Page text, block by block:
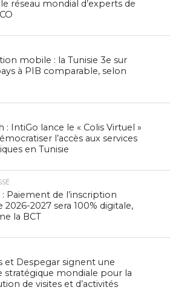
réseau mondial d’experts de
mobile : la Tunisie 3e sur
à PIB comparable, selon
: IntiGo lance le « Colis Virtuel »
l’accès aux services
en Tunisie
: Paiement de l’inscription
2026-2027 sera 100% digitale,
la BCT
et Despegar signent une
stratégique mondiale pour la
de visites et d’activités